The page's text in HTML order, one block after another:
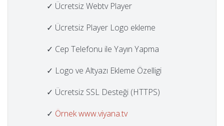
✓ Ücretsiz Webtv Player
✓ Ücretsiz Player Logo ekleme
✓ Cep Telefonu ile Yayın Yapma
✓ Logo ve Altyazı Ekleme Özelligi
✓ Ücretsiz SSL Desteği (HTTPS)
✓ Örnek www.viyana.tv